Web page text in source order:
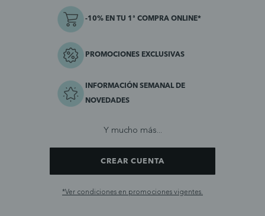
-10% EN TU 1ª COMPRA ONLINE*
PROMOCIONES EXCLUSIVAS
INFORMACIÓN SEMANAL DE
NOVEDADES
Y mucho más...
CREAR CUENTA
*Ver condiciones en promociones vigentes.